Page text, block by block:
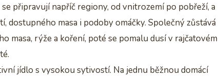
připravují napříč regiony, od vnitrozemí po pobřeží, a
dostupného masa i podoby omáčky. Společný zůstává
masa, rýže a koření, poté se pomalu dusí v rajčatovém
jídlo s vysokou sytivostí. Na jednu běžnou domácí